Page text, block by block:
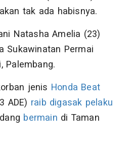
tak ada habisnya.
Natasha Amelia (23)
Sukawinatan Permai
Palembang.
jenis Honda Beat
ADE) raib digasak pelaku
bermain di Taman